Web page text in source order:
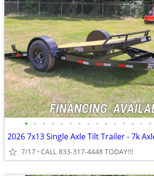
• • • • • • • • • • • • • • •
2026 7x13 Single Axle Tilt Trailer - 7k
7/17 CALL 833-317-4448 TODAY!!!